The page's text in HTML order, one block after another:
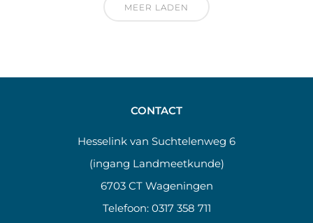
MEER LADEN
CONTACT
Hesselink van Suchtelenweg 6
(ingang Landmeetkunde)
6703 CT Wageningen
Telefoon: 0317 358 711